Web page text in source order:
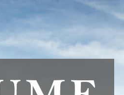
sobre las que estamos
AJUSTES.